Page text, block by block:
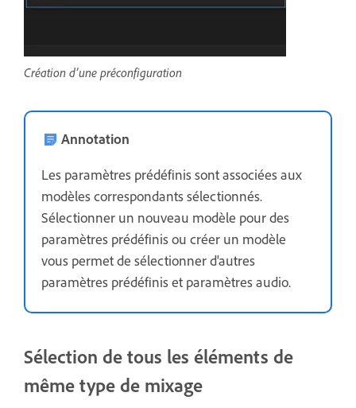
Création d’une préconfiguration
Annotation
Les paramètres prédéfinis sont associées aux
modèles correspondants sélectionnés.
Sélectionner un nouveau modèle pour des
paramètres prédéfinis ou créer un modèle
vous permet de sélectionner d'autres
paramètres prédéfinis et paramètres audio.
Sélection de tous les éléments de
même type de mixage